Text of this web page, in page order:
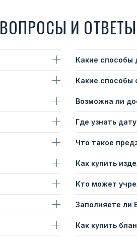
ВОПРОСЫ И ОТВЕТЫ
Какие способы
Какие способы
Возможна ли
Где узнать
Что такое
Как купить
Кто может
Заполняете ли
Как купить